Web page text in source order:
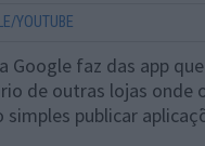
YOUTUBE
Google faz das app
de outras lojas
publicar